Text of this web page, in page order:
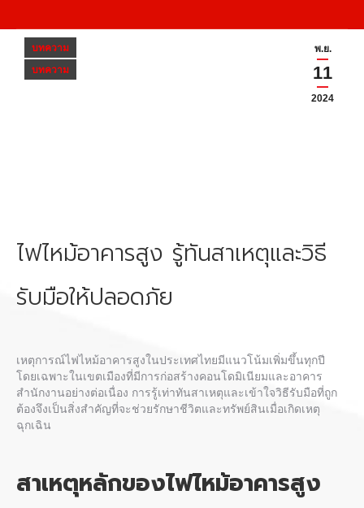
พ.ย.
11
2024
บทความ
บทความ
ไฟไหม้อาคารสูง รู้ทันสาเหตุและวิธี
รับมือให้ปลอดภัย
เหตุการณ์ไฟไหม้อาคารสูงในประเทศไทยมีแนวโน้มเพิ่มขึ้นทุกปี
โดยเฉพาะในเขตเมืองที่มีการก่อสร้างคอนโดมิเนียมและอาคาร
สำนักงานอย่างต่อเนื่อง การรู้เท่าทันสาเหตุและเข้าใจวิธีรับมือที่ถูก
ต้องจึงเป็นสิ่งสำคัญที่จะช่วยรักษาชีวิตและทรัพย์สินเมื่อเกิดเหตุ
ฉุกเฉิน
สาเหตุหลักของไฟไหม้อาคารสูง